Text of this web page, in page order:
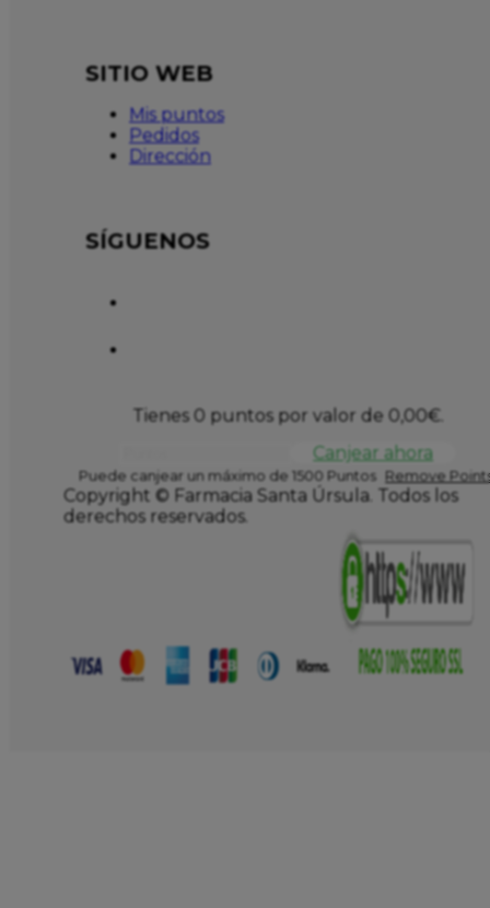
SITIO WEB
Mis puntos
Pedidos
Dirección
SÍGUENOS
Tienes 0 puntos por valor de 0,00€.
Canjear ahora
Puede canjear un máximo de 1500 Puntos Remove
Copyright © Farmacia Santa Úrsula. Todos los
derechos reservados.